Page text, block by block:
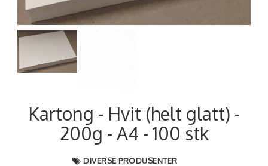
Kartong - Hvit (helt glatt) -
200g - A4 - 100 stk
DIVERSE PRODUSENTER